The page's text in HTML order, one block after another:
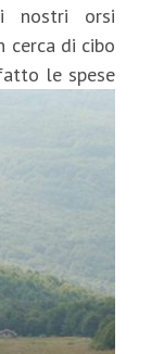
nostri orsi
cerca di cibo
le spese